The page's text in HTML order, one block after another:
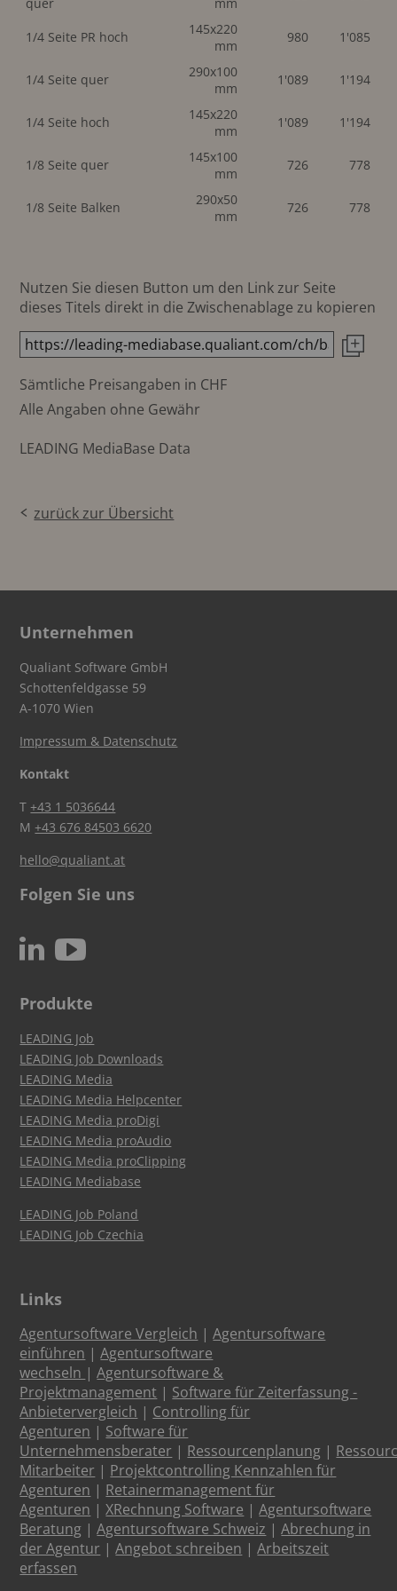
1/4 Seite PR hoch
145x220
mm
980 1'085
1/4 Seite quer
290x100
mm
1'089 1'194
1/4 Seite hoch
145x220
mm
1'089 1'194
1/8 Seite quer
145x100
mm
726 778
1/8 Seite Balken
290x50
mm
726 778
Nutzen Sie diesen Button um den Link zur Seite
dieses Titels direkt in die Zwischenablage zu kopieren
Sämtliche Preisangaben in CHF
Alle Angaben ohne Gewähr
LEADING MediaBase Data
zurück zur Übersicht
Unternehmen
Qualiant Software GmbH
Schottenfeldgasse 59
A-1070 Wien
Impressum & Datenschutz
Kontakt
T+43 1 5036644
M+43 676 84503 6620
hello@qualiant.at
Folgen Sie uns
N c
Produkte
LEADING Job
LEADING Job Downloads
LEADING Media
LEADING Media Helpcenter
LEADING Media proDigi
LEADING Media proAudio
LEADING Media proClipping
LEADING Mediabase
LEADING Job Poland
LEADING Job Czechia
Links
Agentursoftware Vergleich |Agentursoftware
einführen |Agentursoftware
wechseln |Agentursoftware &
Projektmanagement | Software für Zeiterfassung -
Anbietervergleich | Controlling für
Agenturen | Software für
Unternehmensberater | Ressourcenplanung |
Mitarbeiter | Projektcontrolling Kennzahlen für
Agenturen | Retainermanagement für
Agenturen |XRechnung Software |Agentursoftware
Beratung |Agentursoftware Schweiz |Abrechung in
der Agentur |Angebot schreiben |Arbeitszeit
erfassen